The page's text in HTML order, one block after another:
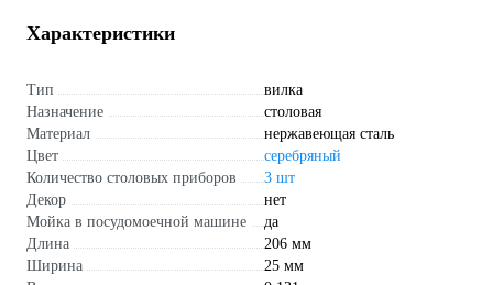
Характеристики
Тип
вилка
Назначение
столовая
Материал
нержавеющая сталь
Цвет
серебряный
Количество столовых приборов
3 шт
Декор
нет
Мойка в посудомоечной машине
да
Длина
206 мм
Ширина
25 мм